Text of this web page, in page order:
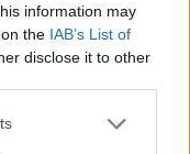
information may
the IAB’s List of
disclose it to other